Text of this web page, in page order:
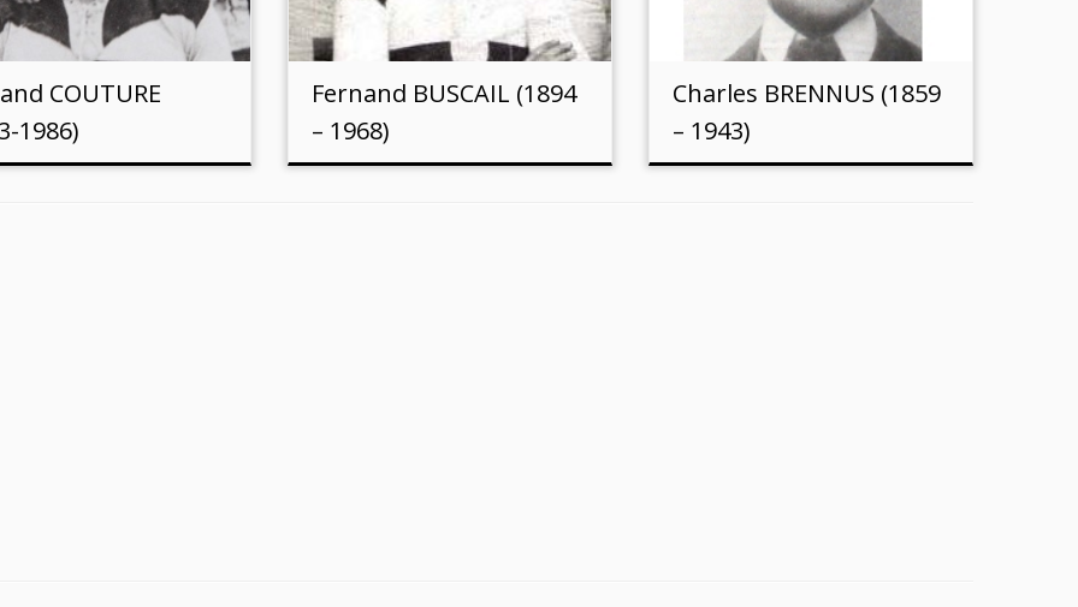
COUTURE
1986)
Fernand BUSCAIL (1894
– 1968)
Charles BRENNUS (1859
– 1943)